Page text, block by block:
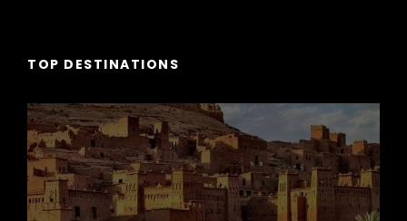
TOP DESTINATIONS